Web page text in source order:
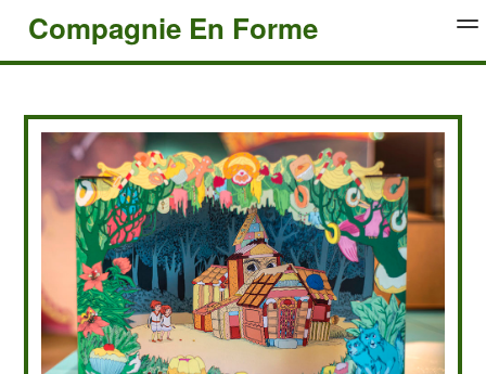
Compagnie En Forme